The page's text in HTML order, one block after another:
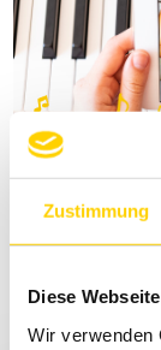
Zustimmung
Diese
Wir verwenden
WETTBEWERBE